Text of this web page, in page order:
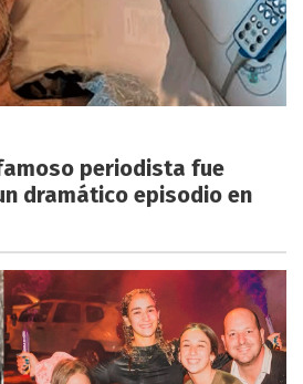
periodista fue
dramático episodio en